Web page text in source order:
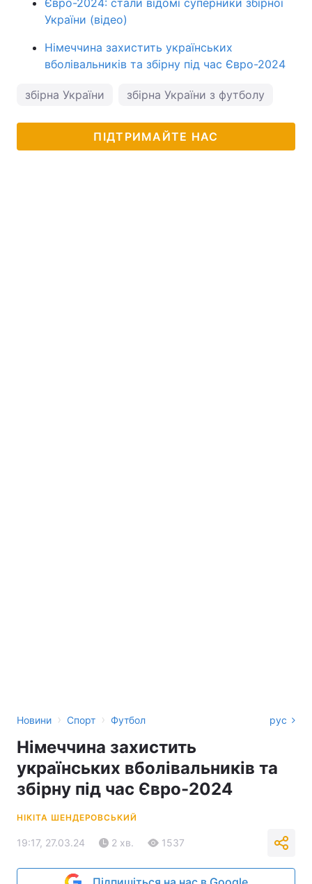
України (відео)
Німеччина захистить українських
вболівальників та збірну під час Євро-2024
збірна України збірна України з футболу
ПІДТРИМАЙТЕ НАС
Новини › Спорт › Футбол рус
Німеччина захистить
українських вболівальників та
збірну під час Євро-2024
НІКІТА ШЕНДЕРОВСЬКИЙ
19:17, 27.03.24 2 хв. 1537